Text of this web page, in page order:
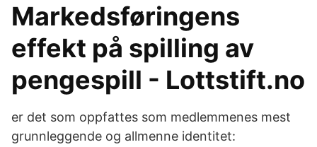
Markedsføringens
effekt på spilling av
pengespill - Lottstift.no
er det som oppfattes som medlemmenes mest
grunnleggende og allmenne identitet: